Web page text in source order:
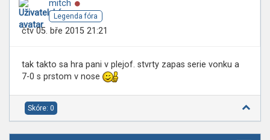
mitch
Legenda fóra
čtv 05. bře 2015 21:21
tak takto sa hra pani v plejof. stvrty zapas serie vonku a
7-0 s prstom v nose
Skóre: 0